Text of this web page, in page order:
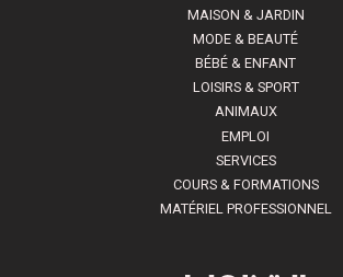
MAISON & JARDIN
MODE & BEAUTÉ
BÉBÉ & ENFANT
LOISIRS & SPORT
ANIMAUX
EMPLOI
SERVICES
COURS & FORMATIONS
MATÉRIEL PROFESSIONNEL